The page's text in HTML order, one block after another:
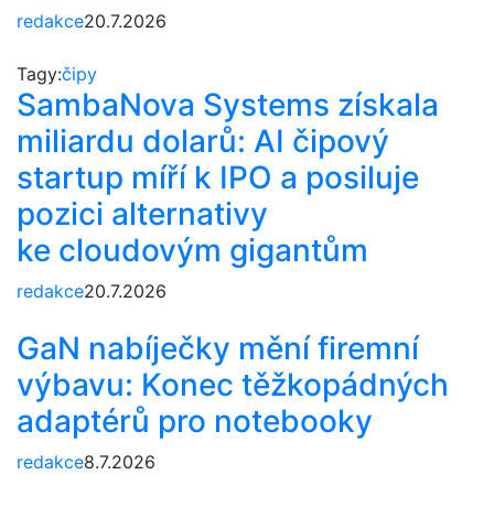
redakce20.7.2026
Tagy:čipy
SambaNova Systems získala
miliardu dolarů: AI čipový
startup míří k IPO a posiluje
pozici alternativy
ke cloudovým gigantům
redakce20.7.2026
GaN nabíječky mění firemní
výbavu: Konec těžkopádných
adaptérů pro notebooky
redakce8.7.2026